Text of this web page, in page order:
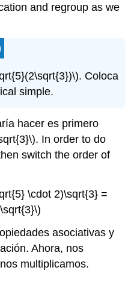
and regroup as we
. Coloca
simple.
hacer es primero
. In order to do
switch the order of
\cdot 2)\sqrt{3} =
asociativas y
Ahora, nos
multiplicamos.